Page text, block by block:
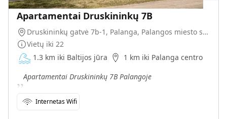
Apartamentai Druskininkų 7B
Druskininkų gatvė 7b-1, Palanga, Palangos miesto savivaldybė, Lietuva
Vietų iki 22
1.3 km iki Baltijos jūra
1 km iki Palanga centro
„Apartamentai Druskininkų 7B Palangoje
Internetas Wifi